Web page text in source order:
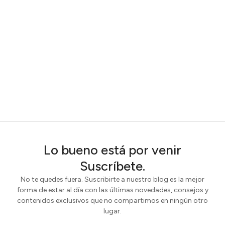
Lo bueno está por venir
Suscríbete.
No te quedes fuera. Suscribirte a nuestro blog es la mejor
forma de estar al día con las últimas novedades, consejos y
contenidos exclusivos que no compartimos en ningún otro
lugar.